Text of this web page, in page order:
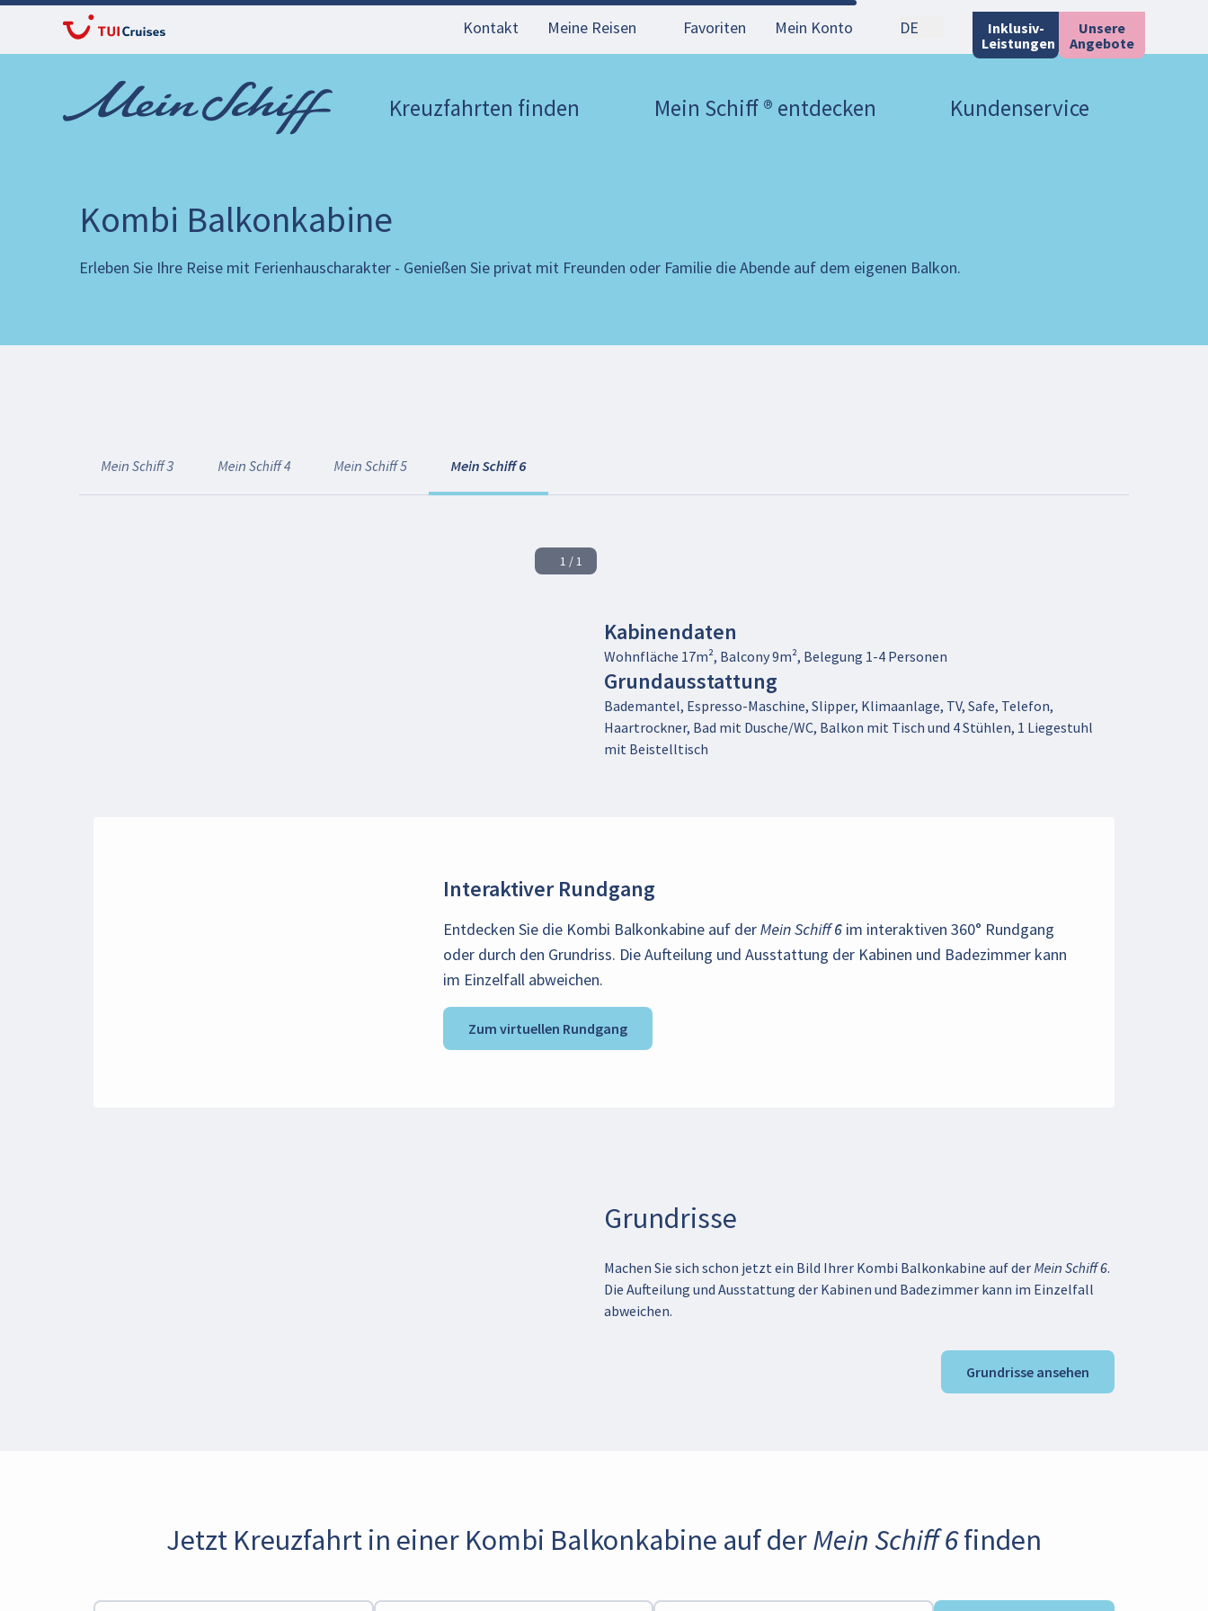
Kontakt Meine Reisen Favoriten Mein Konto DE
Inklusiv-
Leistungen
Unsere
Angebote
Kreuzfahrten finden Mein Schiff ® entdecken Kundenservice
Kombi Balkonkabine
Erleben Sie Ihre Reise mit Ferienhauscharakter - Genießen Sie privat mit Freunden oder Familie die Abende auf dem eigenen Balkon.
Mein Schiff 3 Mein Schiff 4 Mein Schiff 5 Mein Schiff 6
1 / 1
Kabinendaten
Wohnfläche 17m², Balcony 9m², Belegung 1-4 Personen
Grundausstattung
Bademantel, Espresso-Maschine, Slipper, Klimaanlage, TV, Safe, Telefon,
Haartrockner, Bad mit Dusche/WC, Balkon mit Tisch und 4 Stühlen, 1 Liegestuhl
mit Beistelltisch
Interaktiver Rundgang
Entdecken Sie die Kombi Balkonkabine auf derMein Schiff 6im interaktiven 360° Rundgang
oder durch den Grundriss. Die Aufteilung und Ausstattung der Kabinen und Badezimmer kann
im Einzelfall abweichen.
Zum virtuellen Rundgang
Grundrisse
Machen Sie sich schon jetzt ein Bild Ihrer Kombi Balkonkabine auf der Mein Schiff 6.
Die Aufteilung und Ausstattung der Kabinen und Badezimmer kann im Einzelfall
abweichen.
Grundrisse ansehen
Jetzt Kreuzfahrt in einer Kombi Balkonkabine auf der Mein Schiff 6 finden